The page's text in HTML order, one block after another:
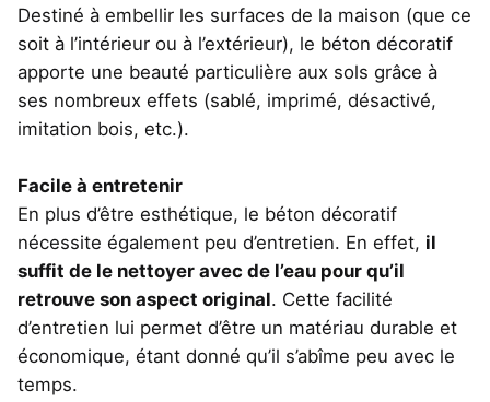
Destiné à embellir les surfaces de la maison (que ce
soit à l’intérieur ou à l’extérieur), le béton décoratif
apporte une beauté particulière aux sols grâce à
ses nombreux effets (sablé, imprimé, désactivé,
imitation bois, etc.).
Facile à entretenir
En plus d’être esthétique, le béton décoratif
nécessite également peu d’entretien. En effet, il
suffit de le nettoyer avec de l’eau pour qu’il
retrouve son aspect original. Cette facilité
d’entretien lui permet d’être un matériau durable et
économique, étant donné qu’il s’abîme peu avec le
temps.